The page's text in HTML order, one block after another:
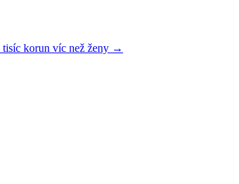
tisíc korun víc než ženy →